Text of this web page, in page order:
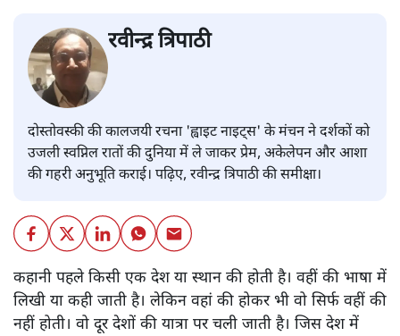
रवीन्द्र त्रिपाठी
दोस्तोवस्की की कालजयी रचना 'ह्वाइट नाइट्स' के मंचन ने दर्शकों को
उजली स्वप्निल रातों की दुनिया में ले जाकर प्रेम, अकेलेपन और आशा
की गहरी अनुभूति कराई। पढ़िए, रवीन्द्र त्रिपाठी की समीक्षा।
कहानी पहले किसी एक देश या स्थान की होती है। वहीं की भाषा में
लिखी या कही जाती है। लेकिन वहां की होकर भी वो सिर्फ वहीं की
नहीं होती। वो दूर देशों की यात्रा पर चली जाती है। जिस देश में